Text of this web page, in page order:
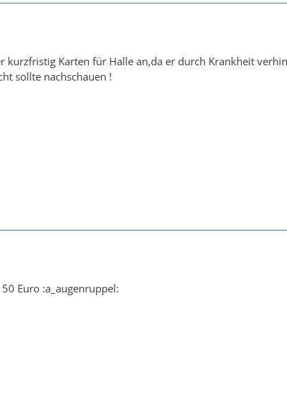
kurzfristig Karten für Halle an,da er durch Krankheit
sollte nachschauen !
Euro :a_augenruppel: